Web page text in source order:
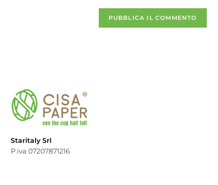
Staritaly Srl
P.iva 07207871216